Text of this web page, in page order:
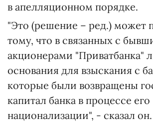
в апелляционном порядке.
"Это (решение – ред.) может
тому, что в связанных с
акционерами "Приватбанка"
основания для взыскания с
которые были возвращены
капитал банка в процессе его
национализации", - сказал он.